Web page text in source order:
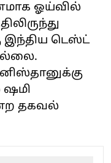
ஓய்வில்
இந்திய டெஸ்ட்
ஷமி
தகவல்